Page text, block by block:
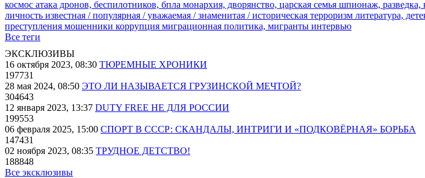
космос атака дронов, беспилотников, бпла монархия, дворянство, царская семья шпионаж, разведка,
личность известная / популярная / уважаемая / знаменитая / историческая терроризм литература,
преступления мошенники коррупция миграционная политика, мигранты интервью
Все теги
ЭКСКЛЮЗИВЫ
16 октября 2023, 08:30 ТЮРЕМНЫЕ ХРОНИКИ
197731
28 мая 2024, 08:50 ЭТО ЛИ НАЗЫВАЕТСЯ ГРУЗИНСКОЙ МЕЧТОЙ?
304643
12 января 2023, 13:37 DUTY FREE НЕ ДЛЯ РОССИИ
199553
06 февраля 2025, 15:00 СПОРТ В СССР: СКАНДАЛЫ, ИНТРИГИ И «ПОДКОВЁРНАЯ» БОРЬБА
147431
02 ноября 2023, 08:35 ТРУДНОЕ ДЕТСТВО!
188848
Все эксклюзивы